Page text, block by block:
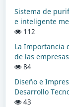
Sistema de
e inteligente
112
La Importancia
de las
84
Diseño e
Desarrollo
43